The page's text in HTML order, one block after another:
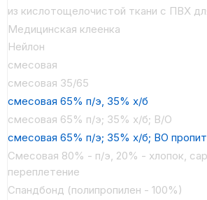
из кислотощелочистой ткани с ПВХ
Медицинская клеенка
Нейлон
смесовая
смесовая 35/65
смесовая 65% п/э, 35% х/б
смесовая 65% п/э; 35% х/б; В/О
смесовая 65% п/э; 35% х/б; ВО
Смесовая 80% - п/э, 20% - хлопок,
переплетение
Спандбонд (полипропилен - 100%)